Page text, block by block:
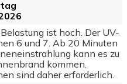
ist hoch. Der UV-
6 und 7. Ab 20 Minuten
kann es zu
kommen.
sind daher erforderlich.